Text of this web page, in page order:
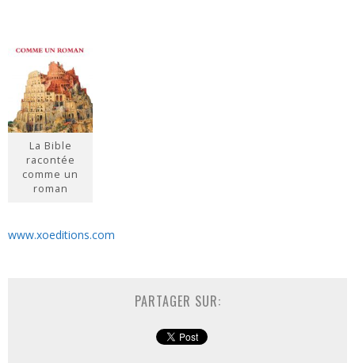
La Bible
racontée
comme un
roman
www.xoeditions.com
PARTAGER SUR: